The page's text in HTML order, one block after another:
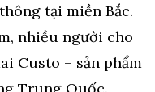
tại miền Bắc.
nhiều người cho
Custo – sản phẩm
Trung Quốc.